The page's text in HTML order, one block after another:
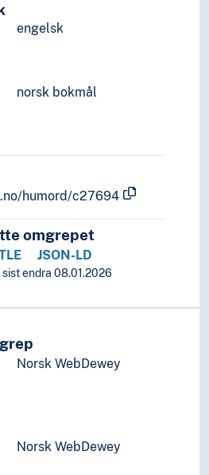
engelsk
norsk bokmål
humord/c27694
omgrepet
JSON-LD
sist endra 08.01.2026
Norsk WebDewey
Norsk WebDewey